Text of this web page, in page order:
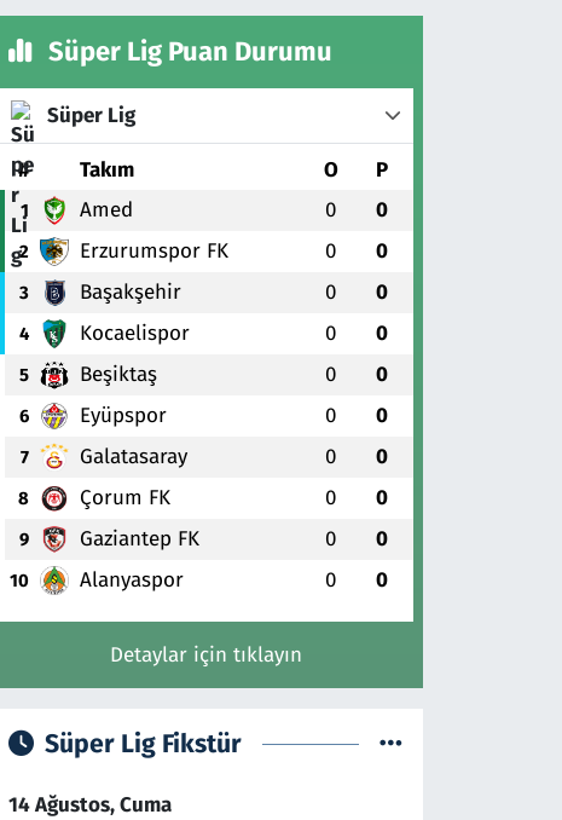
Süper Lig Puan Durumu
Süper Lig
# Takım O P
1 Amed 0 0
2 Erzurumspor FK 0 0
3 Başakşehir 0 0
4 Kocaelispor 0 0
5 Beşiktaş 0 0
6 Eyüpspor 0 0
7 Galatasaray 0 0
8 Çorum FK 0 0
9 Gaziantep FK 0 0
10 Alanyaspor 0 0
Detaylar için tıklayın
Süper Lig Fikstür
14 Ağustos, Cuma